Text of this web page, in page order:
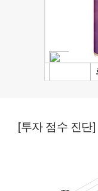
[투자 점수 진단]